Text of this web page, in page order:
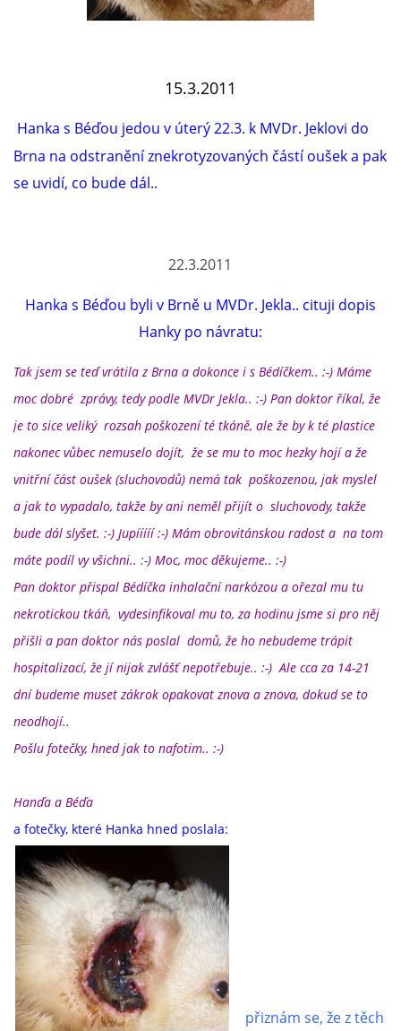
15.3.2011
Hanka s Béďou jedou v úterý 22.3. k MVDr. Jeklovi do
Brna na odstranění znekrotyzovaných částí oušek a pak
se uvidí, co bude dál..
22.3.2011
Hanka s Béďou byli v Brně u MVDr. Jekla.. cituji dopis
Hanky po návratu:
Tak jsem se teď vrátila z Brna a dokonce i s Bédíčkem.. :-) Máme
moc dobré zprávy, tedy podle MVDr Jekla.. :-) Pan doktor říkal, že
je to sice veliký rozsah poškození té tkáně, ale že by k té plastice
nakonec vůbec nemuselo dojít, že se mu to moc hezky hojí a že
vnitřní část oušek (sluchovodů) nemá tak poškozenou, jak myslel
a jak to vypadalo, takže by ani neměl přijít o sluchovody, takže
bude dál slyšet. :-) Jupííííí :-) Mám obrovitánskou radost a na tom
máte podíl vy všichni.. :-) Moc, moc děkujeme.. :-)
Pan doktor přispal Bédíčka inhalační narkózou a ořezal mu tu
nekrotickou tkáň, vydesinfikoval mu to, za hodinu jsme si pro něj
přišli a pan doktor nás poslal domů, že ho nebudeme trápit
hospitalizací, že jí nijak zvlášť nepotřebuje.. :-) Ale cca za 14-21
dní budeme muset zákrok opakovat znova a znova, dokud se to
neodhojí..
Pošlu fotečky, hned jak to nafotim.. :-)
Hanďa a Béďa
a fotečky, které Hanka hned poslala:
přiznám se, že z těch